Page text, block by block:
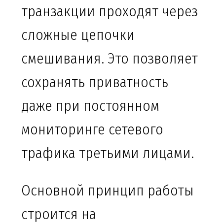
транзакции проходят через
сложные цепочки
смешивания. Это позволяет
сохранять приватность
даже при постоянном
мониторинге сетевого
трафика третьими лицами.
Основной принцип работы
строится на